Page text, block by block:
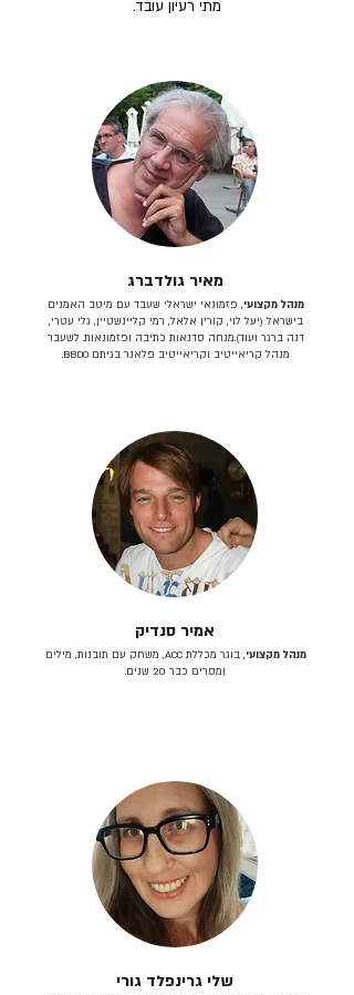
מתי רעיון עובד.
מאיר גולדברג
מנהל מקצועי, פזמונאי ישראלי שעבד עם מיטב האמנים
בישראל (יעל לוי, קורין אלאל, רמי קליינשטיין, גלי עטרי,
דנה ברגר ועוד).מנחה סדנאות כתיבה ופזמונאות. לשעבר
מנהל קריאייטיב וקריאייטיב פלאנר בגיתם BBDO.
אמיר סנדיק
מנהל מקצועי
, בוגר מכללת ACC, משחק עם תובנות, מילים
ומסרים כבר 20 שנים.
שלי גרינפלד גורי